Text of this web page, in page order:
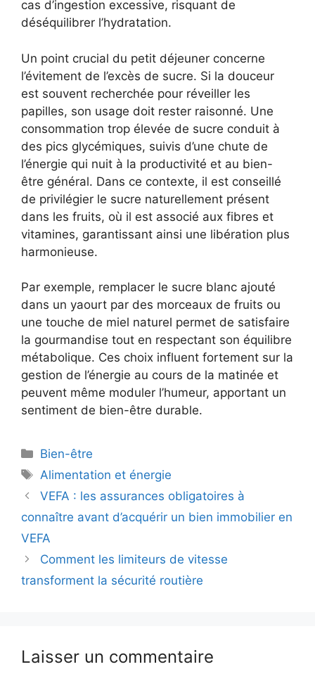
cas d’ingestion excessive, risquant de
déséquilibrer l’hydratation.
Un point crucial du petit déjeuner concerne
l’évitement de l’excès de sucre. Si la douceur
est souvent recherchée pour réveiller les
papilles, son usage doit rester raisonné. Une
consommation trop élevée de sucre conduit à
des pics glycémiques, suivis d’une chute de
l’énergie qui nuit à la productivité et au bien-
être général. Dans ce contexte, il est conseillé
de privilégier le sucre naturellement présent
dans les fruits, où il est associé aux fibres et
vitamines, garantissant ainsi une libération plus
harmonieuse.
Par exemple, remplacer le sucre blanc ajouté
dans un yaourt par des morceaux de fruits ou
une touche de miel naturel permet de satisfaire
la gourmandise tout en respectant son équilibre
métabolique. Ces choix influent fortement sur la
gestion de l’énergie au cours de la matinée et
peuvent même moduler l’humeur, apportant un
sentiment de bien-être durable.
Catégories
Bien-être
Étiquettes
Alimentation et énergie
VEFA : les assurances obligatoires à
connaître avant d’acquérir un bien immobilier en
VEFA
Comment les limiteurs de vitesse
transforment la sécurité routière
Laisser un commentaire